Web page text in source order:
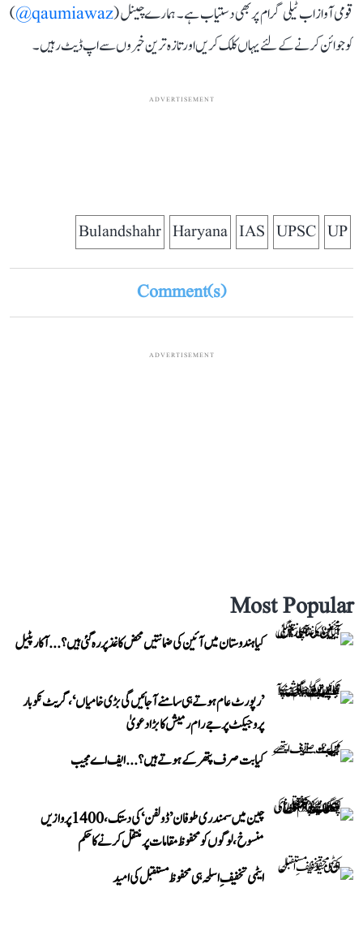
قومی آواز اب ٹیلی گرام پر بھی دستیاب ہے۔ ہمارے چینل (qaumiawaz@
)
کو جوائن کرنے کے لئے یہاں کلک کریں اور تازہ ترین خبروں سے اپ ڈیٹ رہیں۔
ADVERTISEMENT
UP
UPSC
IAS
Haryana
Bulandshahr
Comment(s)
ADVERTISEMENT
Most Popular
کیا ہندوستان میں آئین کی ضمانتیں محض کاغذ پر رہ گئی ہیں؟...آکار پٹیل
’رپورٹ عام ہوتے ہی سامنے آ جائیں گی بڑی خامیاں‘، گریٹ نکوبار
پروجیکٹ پر جے رام رمیش کا بڑا دعویٰ
کیا بت صرف پتھر کے ہوتے ہیں؟...ایف اے مجیب
چین میں سمندری طوفان ’ڈولفن‘ کی دستک، 1400 پروازیں
منسوخ، لوگوں کو محفوظ مقامات پر منتقل کرنے کا حکم
ایٹمی تخفیفِ اسلحہ ہی محفوظ مستقبل کی امید